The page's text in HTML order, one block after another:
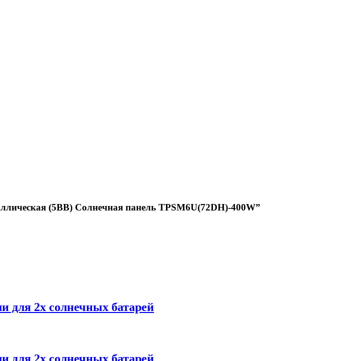
(5BB) Солнечная панель TPSM6U(72DH)-400W”
для 2х солнечных батарей